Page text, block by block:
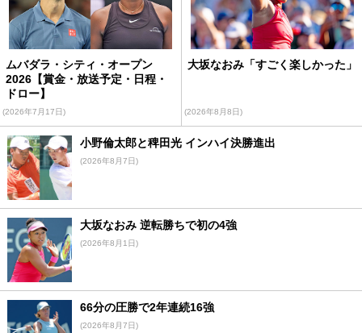
ムバダラ・シティ・オープン
2026【賞金・放送予定・日程・
ドロー】
(2026年7月17日)
大坂なおみ「すごく楽しかった」
(2026年8月8日)
小野倫太郎と稗田光 インハイ決勝進出
(2026年8月7日)
大坂なおみ 逆転勝ちで初の4強
(2026年8月1日)
66分の圧勝で2年連続16強
(2026年8月7日)